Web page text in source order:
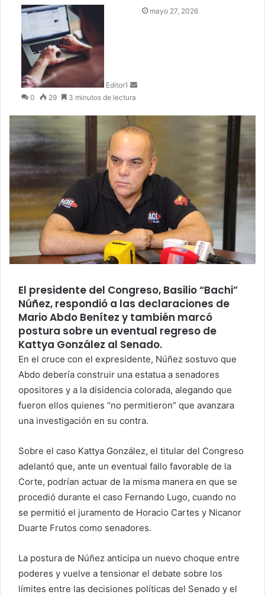
Editor1
l
mayo 27, 2026
0 29 3 minutos de lectura
El presidente del Congreso, Basilio “Bachi”
Núñez, respondió a las declaraciones de
Mario Abdo Benítez y también marcó
postura sobre un eventual regreso de
Kattya González al Senado.
En el cruce con el expresidente, Núñez sostuvo que
Abdo debería construir una estatua a senadores
opositores y a la disidencia colorada, alegando que
fueron ellos quienes “no permitieron” que avanzara
una investigación en su contra.
Sobre el caso Kattya González, el titular del Congreso
adelantó que, ante un eventual fallo favorable de la
Corte, podrían actuar de la misma manera en que se
procedió durante el caso Fernando Lugo, cuando no
se permitió el juramento de Horacio Cartes y Nicanor
Duarte Frutos como senadores.
La postura de Núñez anticipa un nuevo choque entre
poderes y vuelve a tensionar el debate sobre los
límites entre las decisiones políticas del Senado y el